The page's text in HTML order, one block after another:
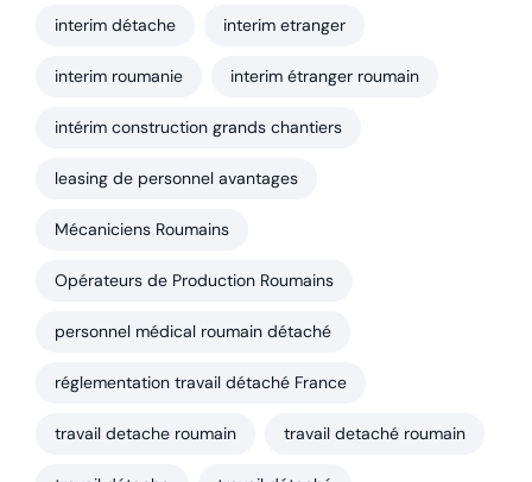
interim détache interim etranger
interim roumanie interim étranger roumain
intérim construction grands chantiers
leasing de personnel avantages
Mécaniciens Roumains
Opérateurs de Production Roumains
personnel médical roumain détaché
réglementation travail détaché France
travail detache roumain travail detaché roumain